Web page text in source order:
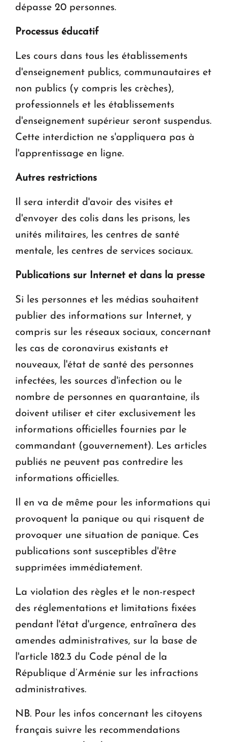
dépasse 20 personnes.
Processus éducatif
Les cours dans tous les établissements
d'enseignement publics, communautaires et
non publics (y compris les crèches),
professionnels et les établissements
d'enseignement supérieur seront suspendus.
Cette interdiction ne s'appliquera pas à
l'apprentissage en ligne.
Autres restrictions
Il sera interdit d'avoir des visites et
d'envoyer des colis dans les prisons, les
unités militaires, les centres de santé
mentale, les centres de services sociaux.
Publications sur Internet et dans la presse
Si les personnes et les médias souhaitent
publier des informations sur Internet, y
compris sur les réseaux sociaux, concernant
les cas de coronavirus existants et
nouveaux, l'état de santé des personnes
infectées, les sources d'infection ou le
nombre de personnes en quarantaine, ils
doivent utiliser et citer exclusivement les
informations officielles fournies par le
commandant (gouvernement). Les articles
publiés ne peuvent pas contredire les
informations officielles.
Il en va de même pour les informations qui
provoquent la panique ou qui risquent de
provoquer une situation de panique. Ces
publications sont susceptibles d'être
supprimées immédiatement.
La violation des règles et le non-respect
des réglementations et limitations fixées
pendant l'état d'urgence, entraînera des
amendes administratives, sur la base de
l'article 182.3 du Code pénal de la
République d’Arménie sur les infractions
administratives.
NB. Pour les infos concernant les citoyens
français suivre les recommendations